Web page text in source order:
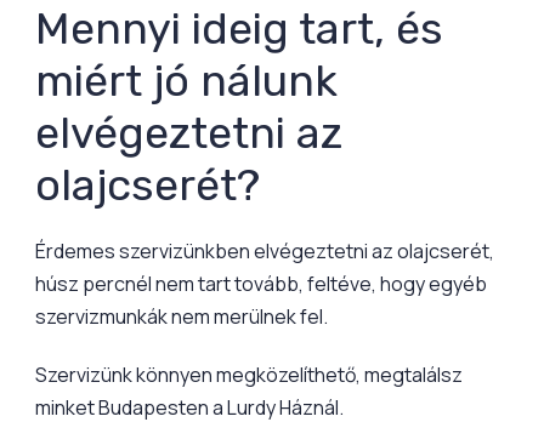
Mennyi ideig tart, és
miért jó nálunk
elvégeztetni az
olajcserét?
Érdemes szervizünkben elvégeztetni az olajcserét,
húsz percnél nem tart tovább, feltéve, hogy egyéb
szervizmunkák nem merülnek fel.
Szervizünk könnyen megközelíthető, megtalálsz
minket Budapesten a Lurdy Háznál.